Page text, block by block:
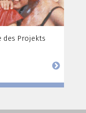
des Projekts